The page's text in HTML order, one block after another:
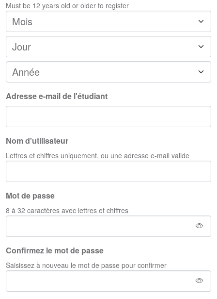
Must be 12 years old or older to register
Mois
Jour
Année
Adresse e-mail de l'étudiant
Nom d'utilisateur
Lettres et chiffres uniquement, ou une adresse e-mail valide
Mot de passe
8 à 32 caractères avec lettres et chiffres
Confirmez le mot de passe
Saisissez à nouveau le mot de passe pour confirmer